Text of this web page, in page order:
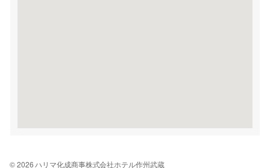
© 2026 ハリマ化成商事株式会社ホテル作州武蔵